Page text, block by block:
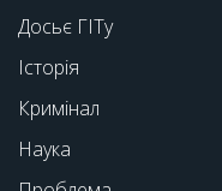
Досьє ГІТу
Історія
Кримінал
Наука